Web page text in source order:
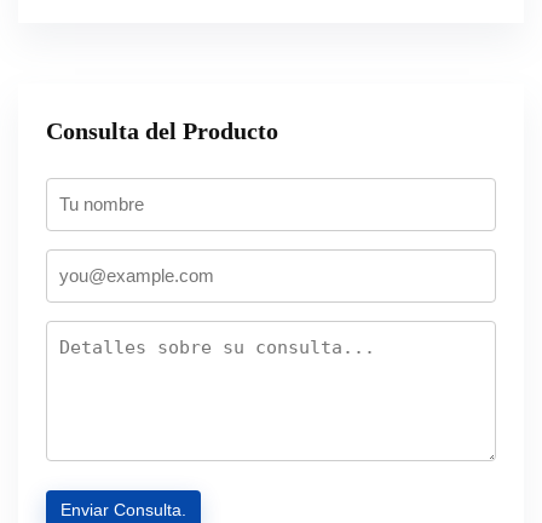
Consulta del Producto